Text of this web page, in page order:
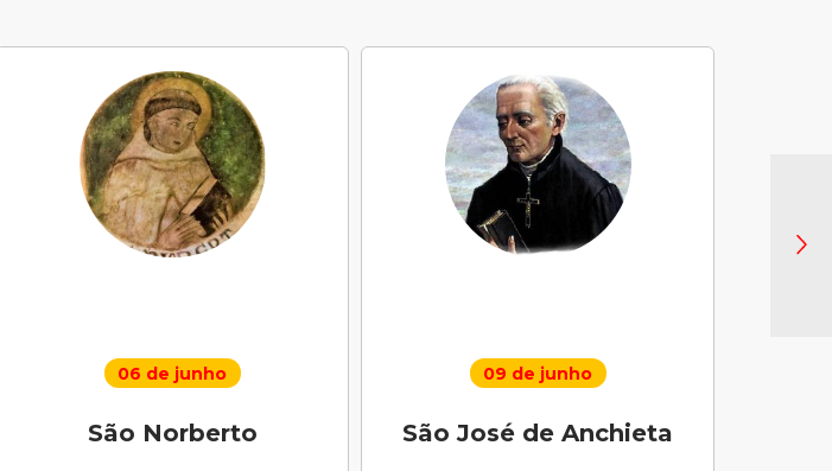
06 de junho
São Norberto
09 de junho
São José de Anchieta